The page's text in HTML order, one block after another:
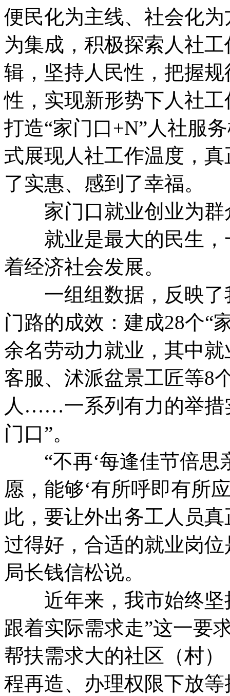
便民化为主线、社会化
为集成，积极探索人社
辑，坚持人民性，把握
性，实现新形势下人社
打造“家门口+N”人社服
式展现人社工作温度，
了实惠、感到了幸福。
家门口就业创业为群
就业是最大的民生，
着经济社会发展。
一组组数据，反映了
门路的成效：建成28个“
余名劳动力就业，其中
客服、沭派盆景工匠等8
人……一系列有力的举措
门口”。
“不再‘每逢佳节倍思
愿，能够‘有所呼即有所
此，要让外出务工人员
过得好，合适的就业岗
局长钱信松说。
近年来，我市始终坚
跟着实际需求走”这一要
帮扶需求大的社区（村
程再造、办理权限下放